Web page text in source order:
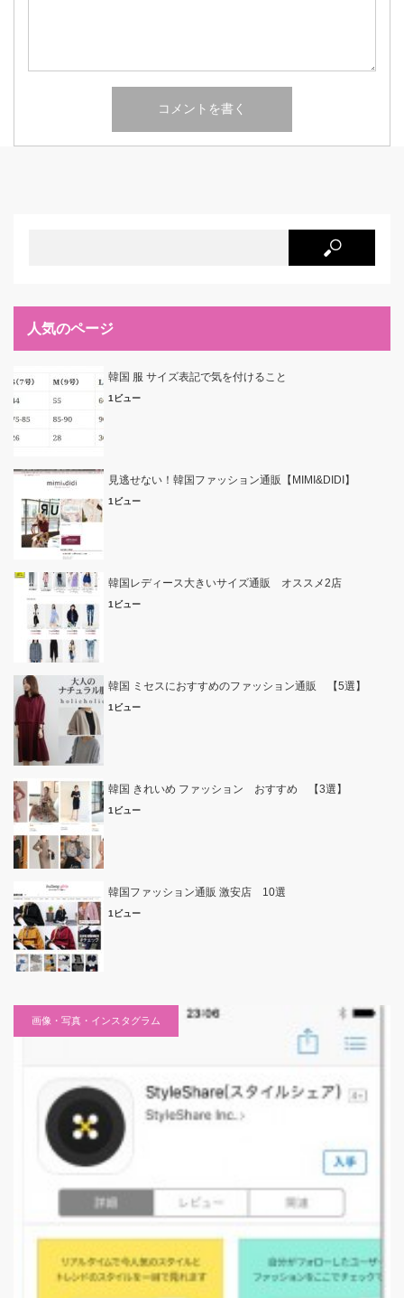
人気のページ
韓国 服 サイズ表記で気を付けること
1ビュー
見逃せない！韓国ファッション通販【MIMI&DIDI】
1ビュー
韓国レディース大きいサイズ通販 オススメ2店
1ビュー
韓国 ミセスにおすすめのファッション通販 【5選】
1ビュー
韓国 きれいめ ファッション おすすめ 【3選】
1ビュー
韓国ファッション通販 激安店 10選
1ビュー
画像・写真・インスタグラム